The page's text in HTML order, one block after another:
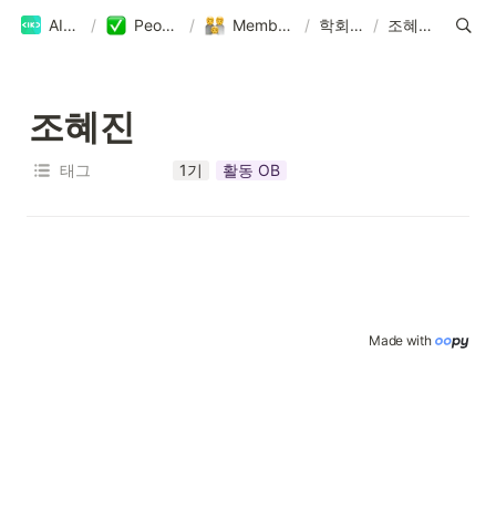
AIKU / People / Members / 학회원 / 조혜진
조혜진
태그 1기 활동 OB
Made with